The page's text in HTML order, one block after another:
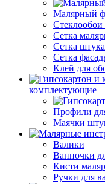
Малярный
Стеклообои
Сетка
Сетка
Сетка
Клей для
комплектующие
Профили
Маячки
Валики
Ванночки
Кисти
Ручки для